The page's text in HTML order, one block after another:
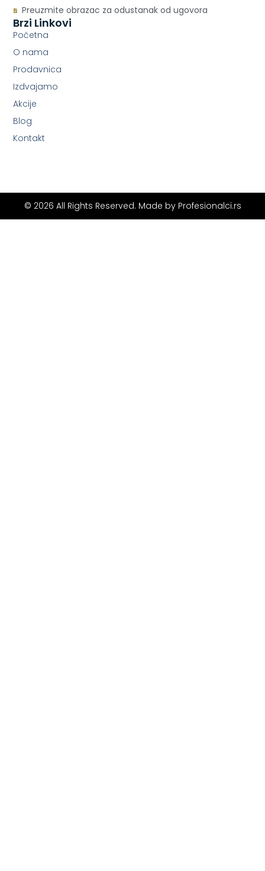
Preuzmite obrazac za odustanak od ugovora
Brzi Linkovi
Početna
O nama
Prodavnica
Izdvajamo
Akcije
Blog
Kontakt
© 2026 All Rights Reserved. Made by Profesionalci.rs